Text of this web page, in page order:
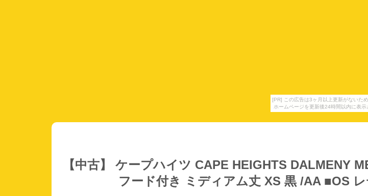
[PR] この広告は3ヶ月以上更新がないため
ホームページを更新後24時間以内に表示
【中古】 ケープハイツ CAPE HEIGHTS DALMENY
フード付き ミディアム丈 XS 黒 /AA ■OS